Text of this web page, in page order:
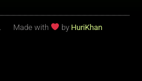
Made with by HuriKhan